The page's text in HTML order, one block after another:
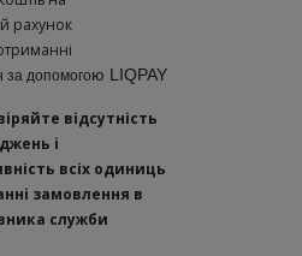
рахунок
допомогою LIQPAY
відсутність
і
всіх одиниць
замовлення в
служби